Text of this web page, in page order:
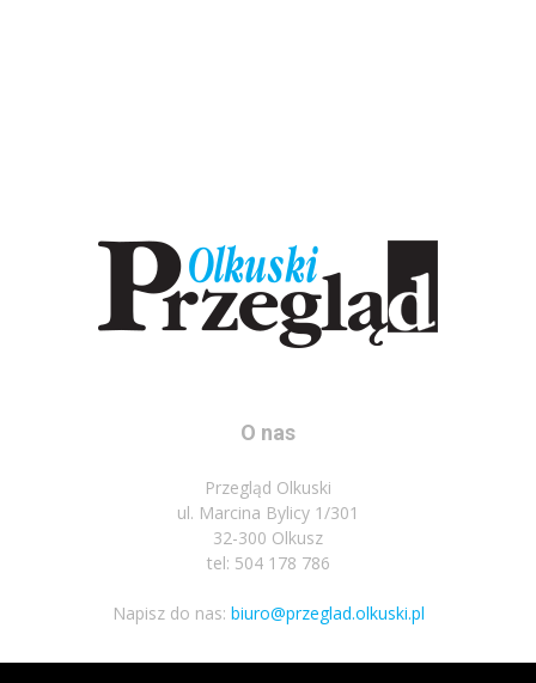
O nas
Przegląd Olkuski
ul. Marcina Bylicy 1/301
32-300 Olkusz
tel: 504 178 786
Napisz do nas: biuro@przeglad.olkuski.pl